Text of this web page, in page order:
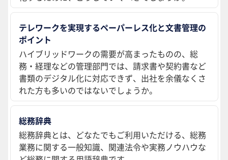
テレワークを実現するペーパーレス化と文書管理の
ポイント
ハイブリッドワークの需要が高まったものの、総
務・経理などの管理部門では、請求書や契約書など
書類のデジタル化に対応できず、出社を余儀なくさ
れた方も多いのではないでしょうか。
総務辞典
総務辞典とは、どなたでもご利用いただける、総務
業務に関する一般知識、関連法令や実務ノウハウな